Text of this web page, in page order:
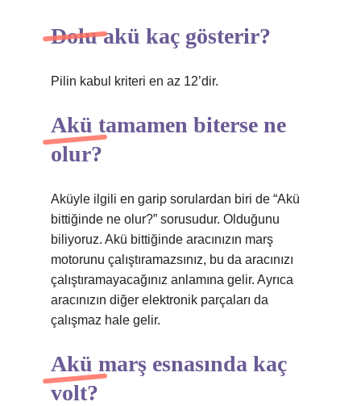
Dolu akü kaç gösterir?
Pilin kabul kriteri en az 12’dir.
Akü tamamen biterse ne
olur?
Aküyle ilgili en garip sorulardan biri de “Akü
bittiğinde ne olur?” sorusudur. Olduğunu
biliyoruz. Akü bittiğinde aracınızın marş
motorunu çalıştıramazsınız, bu da aracınızı
çalıştıramayacağınız anlamına gelir. Ayrıca
aracınızın diğer elektronik parçaları da
çalışmaz hale gelir.
Akü marş esnasında kaç
volt?